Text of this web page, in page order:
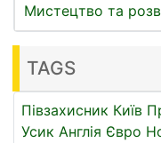
Мистецтво та
TAGS
Півзахисник Київ
Усик Англія Євро